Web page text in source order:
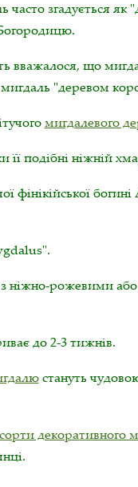
часто згадується як
вважалося, що
"деревом
мигдалевого
її подібні ніжній
фінікійської
з ніжно-рожевими
до 2-3 тижнів.
стануть
декоративного